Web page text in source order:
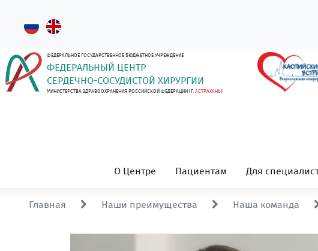
ФЕДЕРАЛЬНОЕ ГОСУДАРСТВЕННОЕ БЮДЖЕТНОЕ УЧРЕЖДЕНИЕ
ФЕДЕРАЛЬНЫЙ ЦЕНТР
СЕРДЕЧНО-СОСУДИСТОЙ ХИРУРГИИ
МИНИСТЕРСТВА ЗДРАВООХРАНЕНИЯ РОССИЙСКОЙ ФЕДЕРАЦИИ (Г. АСТРАХАНЬ)
О Центре Пациентам Для
Главная Наши преимущества Наша команда